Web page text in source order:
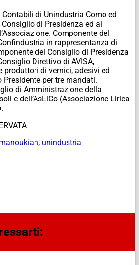
Contabili di Unindustria Como ed
di Presidenza ed al
Componente del
in rappresentanza di
del Consiglio di Presidenza
Direttivo di AVISA,
produttori di vernici, adesivi ed
per tre mandati.
di Amministrazione della
e dell’AsLiCo (Associazione Lirica
, unindustria